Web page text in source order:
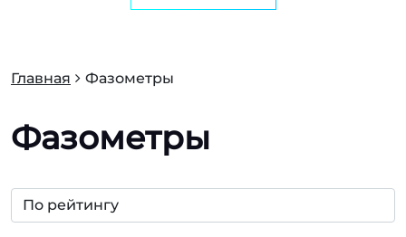
Главная Фазометры
Фазометры